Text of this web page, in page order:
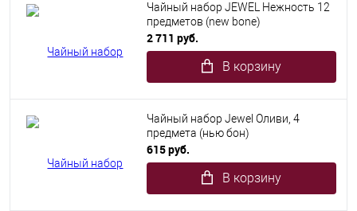
Чайный набор JEWEL Нежность 12
предметов (new bone)
2 711 руб.
В корзину
Чайный набор Jewel Оливи, 4
предмета (нью бон)
615 руб.
В корзину